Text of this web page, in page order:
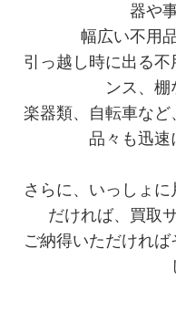
器や
幅広い不用
引っ越し時に出る
ンス、棚
楽器類、自転車な
品々も迅速
さらに、いっしょ
だければ、買取
ご納得いただけれ